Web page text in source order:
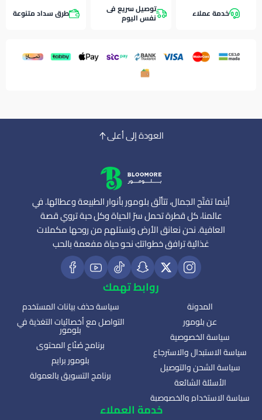
خدمة عملاء توصيل سريع فى
نفس اليوم طرق سداد متنوعة
العودة إلى أعلى
أينما تفتّح الجمال، تتألّق بلومور بأنوار الطبيعة وعطائها. في
عالمنا، كل قطرة تحمل سرّ الحياة وكل حبة تروي قصة
العافية. نحن نعانق الأرض ونستلهم من روحها مكملات
غذائية ترافق خطواتكِ نحو حياة مفعمة بالحب
روابط تهمك
المدونة
عن بلومور
سياسة الخصوصية
سياسة الاستبدال والاسترجاع
سياسة الشحن والتوصيل
الأسئلة الشائعة
سياسة الاستخدام والخصوصية
سياسة حذف بيانات المستخدم
التواصل مع أخصائيات التغذية في
بلومور
برنامج صُنّاع المحتوى
بلومور برايم
برنامج التسويق بالعمولة
خدمة العملاء